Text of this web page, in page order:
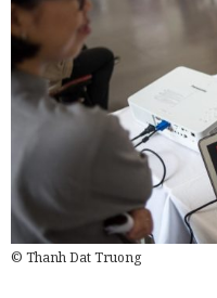
© Thanh Dat Truong